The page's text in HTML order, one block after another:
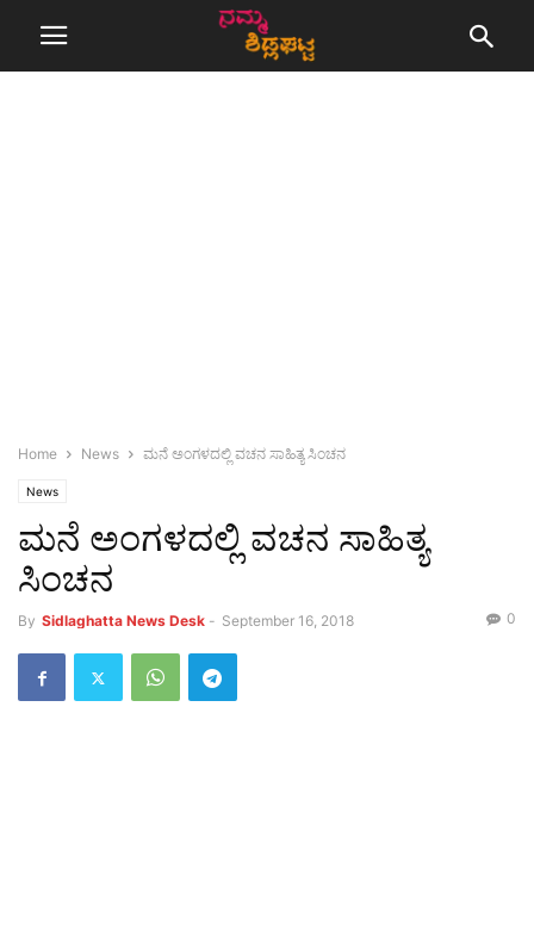
Home News ಮನೆ ಅಂಗಳದಲ್ಲಿ ವಚನ ಸಾಹಿತ್ಯ ಸಿಂಚನ
News
ಮನೆ ಅಂಗಳದಲ್ಲಿ ವಚನ ಸಾಹಿತ್ಯ
ಸಿಂಚನ
By Sidlaghatta News Desk - September 16, 2018 0